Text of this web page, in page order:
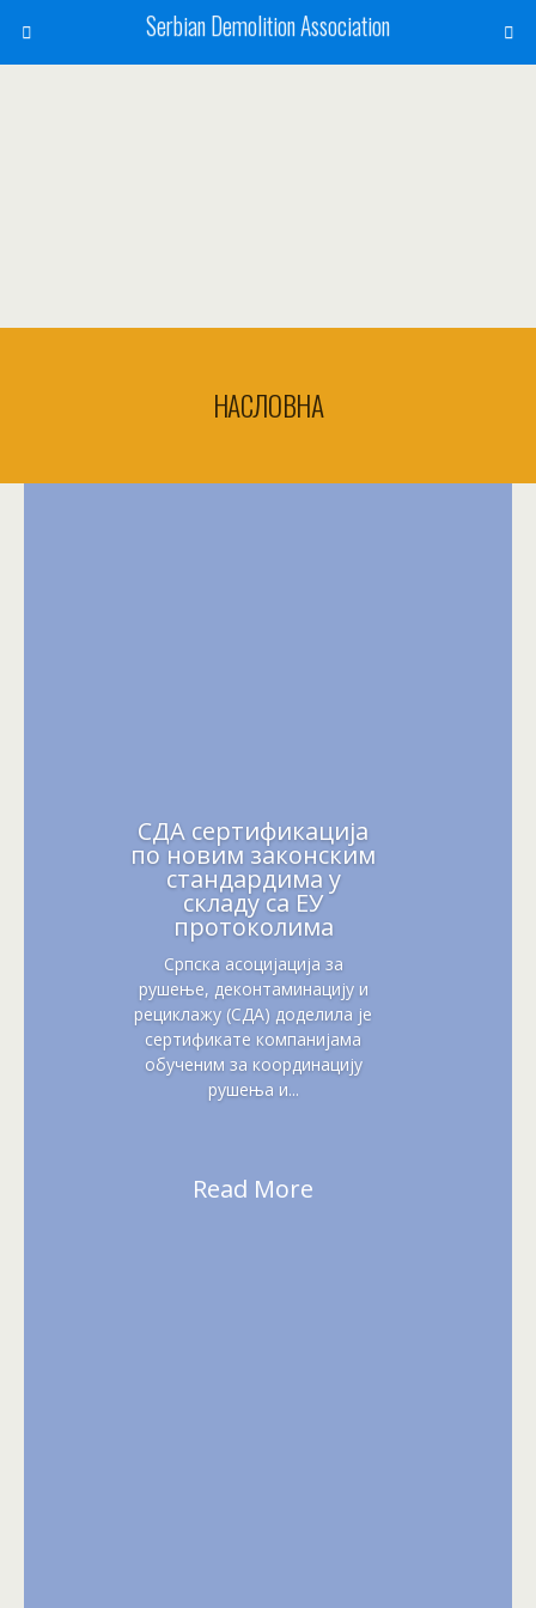
Serbian Demolition Association
НАСЛОВНА
СДА сертификација
по новим законским
стандардима у
складу са ЕУ
протоколима
Српска асоцијација за
рушење, деконтаминацију и
рециклажу (СДА) доделила је
сертификате компанијама
обученим за координацију
рушења и...
Read More